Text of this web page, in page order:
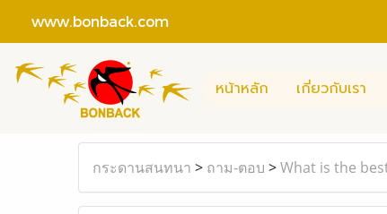
www.bonback.com
หน้าหลัก เกี่ยวกับเรา
กระดานสนทนา > ถาม-ตอบ >What is the